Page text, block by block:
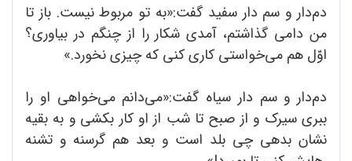
دم‌دار و سم دار سفید گفت:«به تو مربوط نیست. باز تا
من دامی گذاشتم، آمدی شکار را از چنگم در بیاوری؟
اوّل هم می‌خواستی کاری کنی که چیزی نخورد.»
دم‌دار و سم دار سیاه گفت:«می‌دانم می‌خواهی او را
ببری سیرک و از صبح تا شب از او کار بکشی و به بقیه
نشان بدهی چی بلد است و بعد هم گرسنه و تشنه